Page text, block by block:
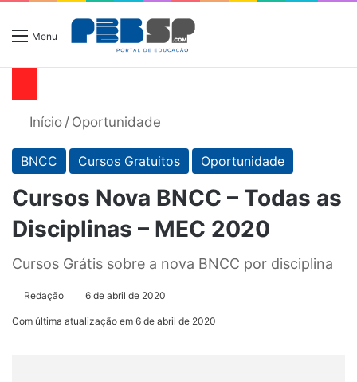
Menu
Início / Oportunidade
BNCC Cursos Gratuitos Oportunidade
Cursos Nova BNCC – Todas as
Disciplinas – MEC 2020
Cursos Grátis sobre a nova BNCC por disciplina
Redação 6 de abril de 2020
Com última atualização em 6 de abril de 2020